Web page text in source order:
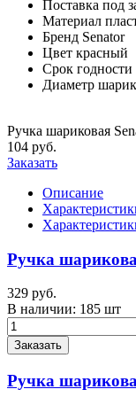
Поставка под
Материал
Бренд Senator
Цвет красный
Срок годности
Диаметр
Ручка шариковая
104 руб.
Заказать
Описание
Ручка
329 руб.
В наличии: 185 шт
Заказать
Ручка